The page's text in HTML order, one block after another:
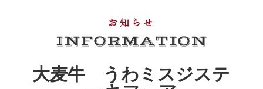
お知らせ
INFORMATION
大麦牛 うわミスジステ